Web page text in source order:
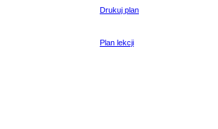
Drukuj plan
Plan lekcji